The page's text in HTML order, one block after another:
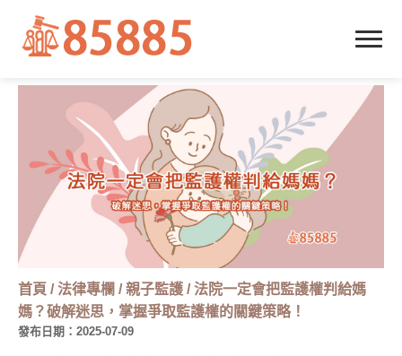
首頁 /法律專欄 /親子監護 /法院一定會把監護權判給媽
媽？破解迷思，掌握爭取監護權的關鍵策略！
發布日期：2025-07-09